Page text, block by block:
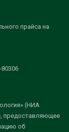
прайса на
(НИА
предоставляющее
об